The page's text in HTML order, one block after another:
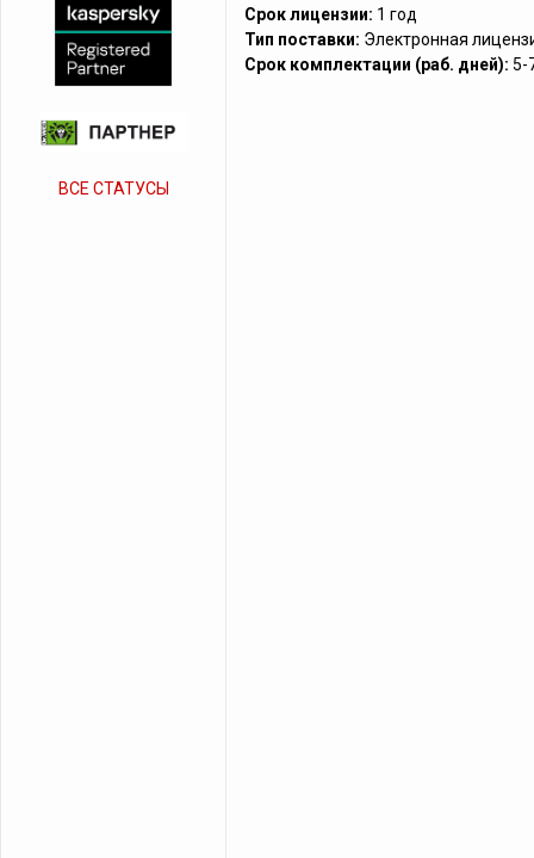
Срок лицензии: 1 год
Тип поставки: Электронная
Срок комплектации (раб. дней): 5-
ВСЕ СТАТУСЫ